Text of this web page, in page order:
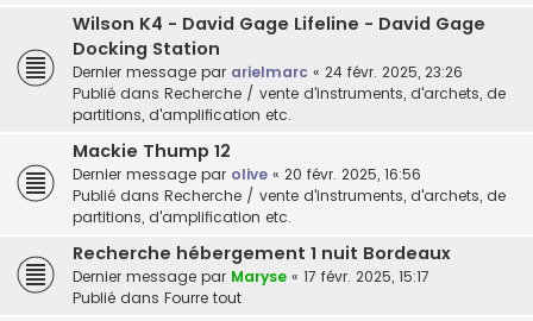
Wilson K4 - David Gage Lifeline - David Gage
Docking Station
Dernier message par arielmarc « 24 févr. 2025, 23:26
Publié dans Recherche / vente d'instruments, d'archets, de
partitions, d'amplification etc.
Mackie Thump 12
Dernier message par olive « 20 févr. 2025, 16:56
Publié dans Recherche / vente d'instruments, d'archets, de
partitions, d'amplification etc.
Recherche hébergement 1 nuit Bordeaux
Dernier message par Maryse « 17 févr. 2025, 15:17
Publié dans Fourre tout